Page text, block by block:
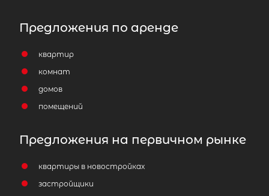
Предложения по аренде
квартир
комнат
домов
помещений
Предложения на первичном рынке
квартиры в новостройках
застройщики